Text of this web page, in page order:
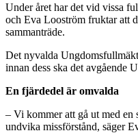
Under året har det vid vissa
och Eva Looström fruktar att
sammanträde.
Det nyvalda
innan dess ska det avgående
En fjärdedel är omvalda
– Vi kommer att gå ut med
undvika missförstånd, säger